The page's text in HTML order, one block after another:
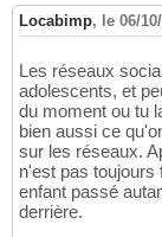
Locabimp, le 06/
Les réseaux
adolescents, et
du moment ou tu
bien aussi ce
sur les réseaux.
n'est pas toujours
enfant passé
derrière.